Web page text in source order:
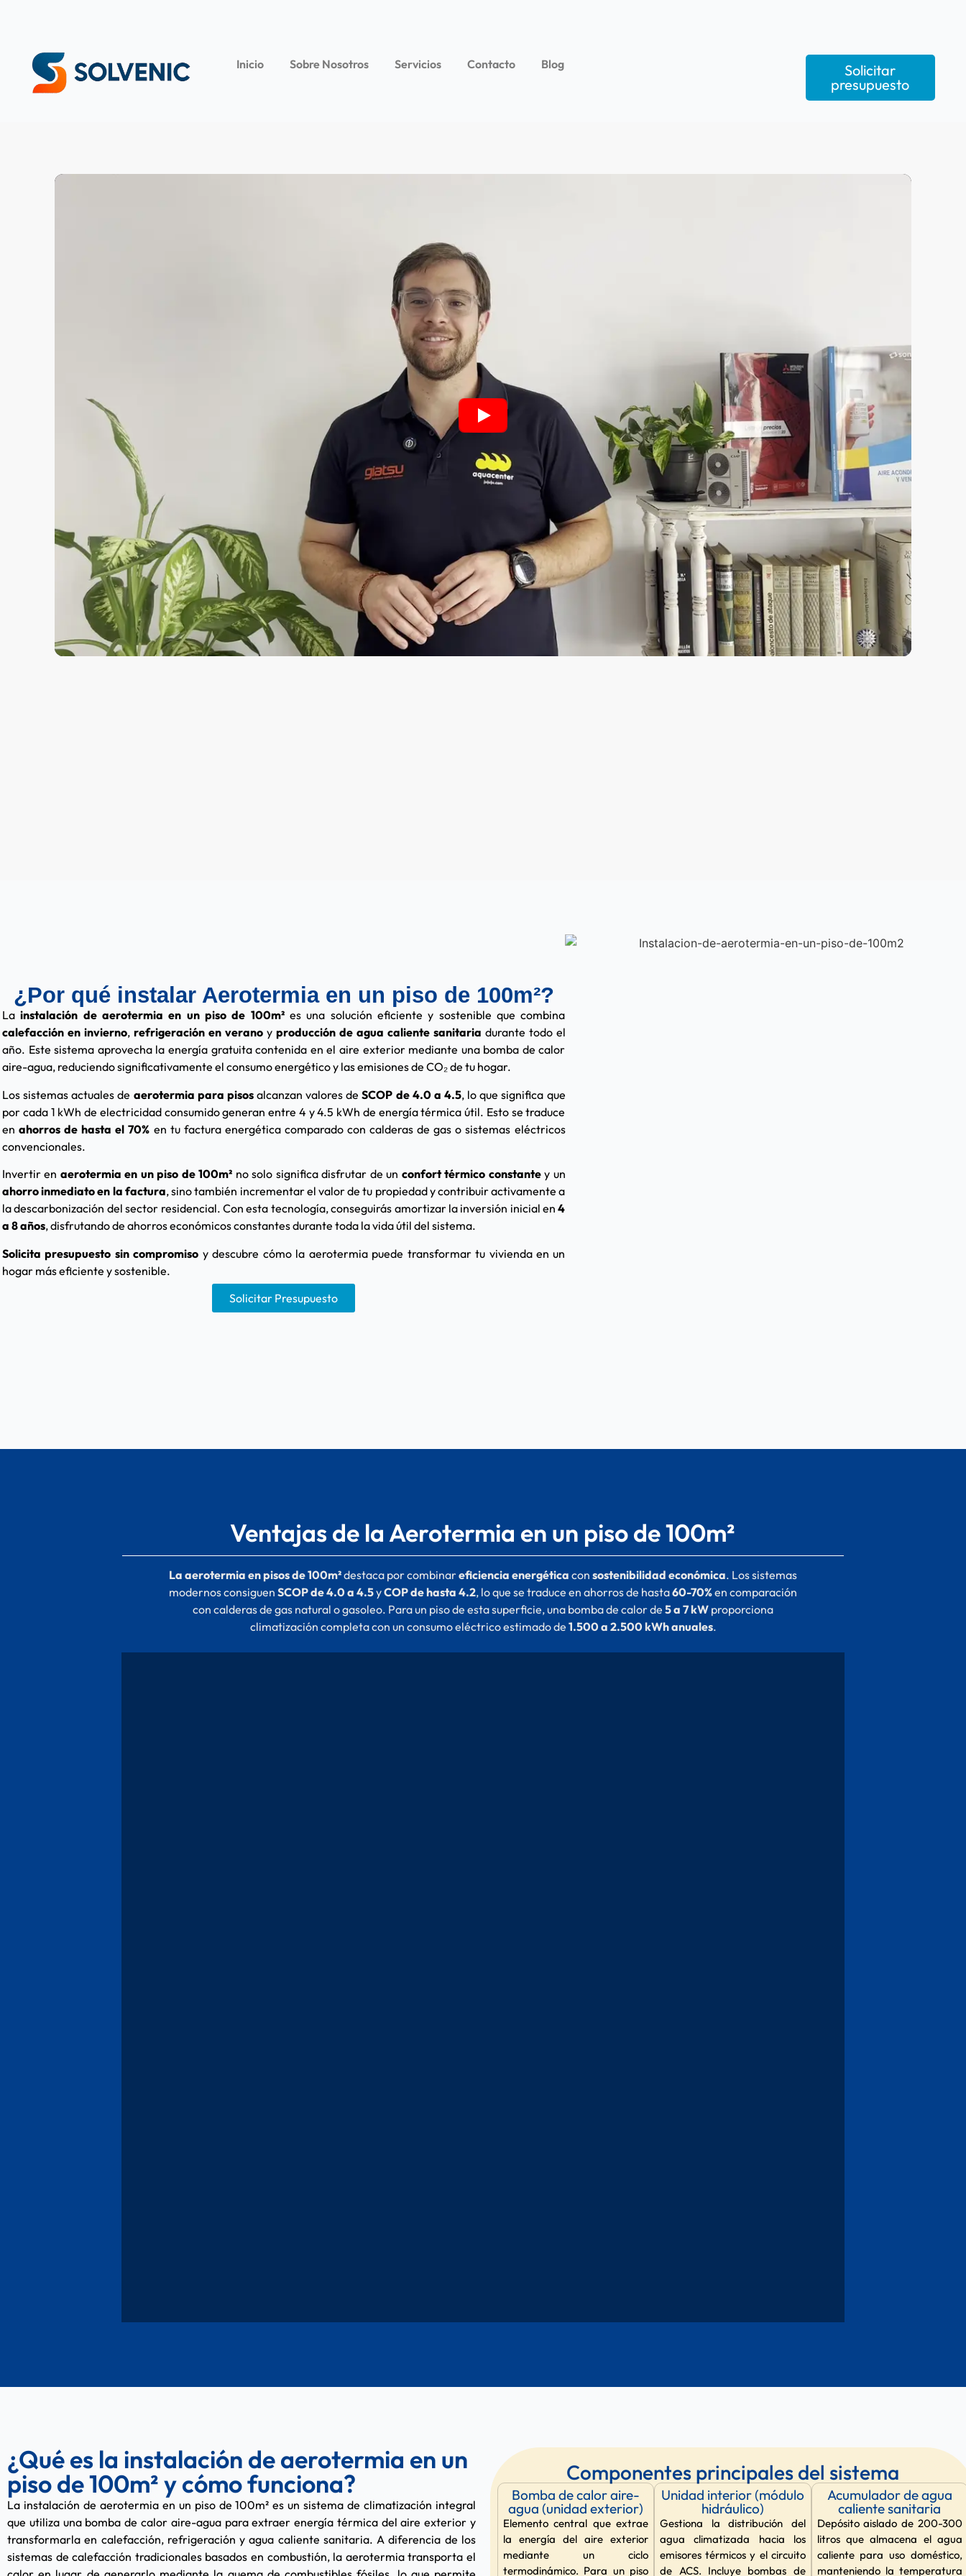
Inicio Sobre Nosotros Servicios Contacto Blog
Solicitar
presupuesto
¿Por qué instalar Aerotermia en un piso de 100m²?
Lainstalación de aerotermia en un piso de 100m²es una solución eficiente y sostenible que combina
calefacción en invierno, refrigeración en veranoy producción de agua caliente sanitaria durante todo el
año. Este sistema aprovecha la energía gratuita contenida en el aire exterior mediante una bomba de calor
aire-agua, reduciendo significativamente el consumo energético y las emisiones de CO₂ de tu hogar.
Los sistemas actuales de aerotermia para pisosalcanzan valores deSCOP de 4.0 a 4.5, lo que significa que
por cada 1 kWh de electricidad consumido generan entre 4 y 4.5 kWh de energía térmica útil. Esto se traduce
enahorros de hasta el 70% en tu factura energética comparado con calderas de gas o sistemas eléctricos
convencionales.
Invertir en aerotermia en un piso de 100m² no solo significa disfrutar de un confort térmico constantey un
ahorro inmediato en la factura, sino también incrementar el valor de tu propiedad y contribuir activamente a
la descarbonización del sector residencial. Con esta tecnología, conseguirás amortizar la inversión inicial en4
a 8 años, disfrutando de ahorros económicos constantes durante toda la vida útil del sistema.
Solicita presupuesto sin compromiso y descubre cómo la aerotermia puede transformar tu vivienda en un
hogar más eficiente y sostenible.
Solicitar Presupuesto
Ventajas de la Aerotermia en un piso de 100m²
La aerotermia en pisos de 100m²destaca por combinareficiencia energética con sostenibilidad económica. Los sistemas
modernos consiguen SCOP de 4.0 a 4.5yCOP de hasta 4.2, lo que se traduce en ahorros de hasta60-70%en comparación
con calderas de gas natural o gasoleo. Para un piso de esta superficie, una bomba de calor de 5 a 7 kW proporciona
climatización completa con un consumo eléctrico estimado de 1.500 a 2.500 kWh anuales.
¿Qué es la instalación de aerotermia en un
piso de 100m² y cómo funciona?
La instalación de aerotermia en un piso de 100m² es un sistema de climatización integral
que utiliza una bomba de calor aire-agua para extraer energía térmica del aire exterior y
transformarla en calefacción, refrigeración y agua caliente sanitaria. A diferencia de los
sistemas de calefacción tradicionales basados en combustión, la aerotermia transporta el
Componentes principales del sistema
Bomba de calor aire-
agua (unidad exterior)
Elemento central que extrae
la energía del aire exterior
mediante un ciclo
termodinámico. Para un piso
Unidad interior (módulo
hidráulico)
Gestiona la distribución del
agua climatizada hacia los
emisores térmicos y el circuito
de ACS. Incluye bombas de
Acumulador de agua
caliente sanitaria
Depósito aislado de 200-300
litros que almacena el agua
caliente para uso doméstico,
manteniendo la temperatura